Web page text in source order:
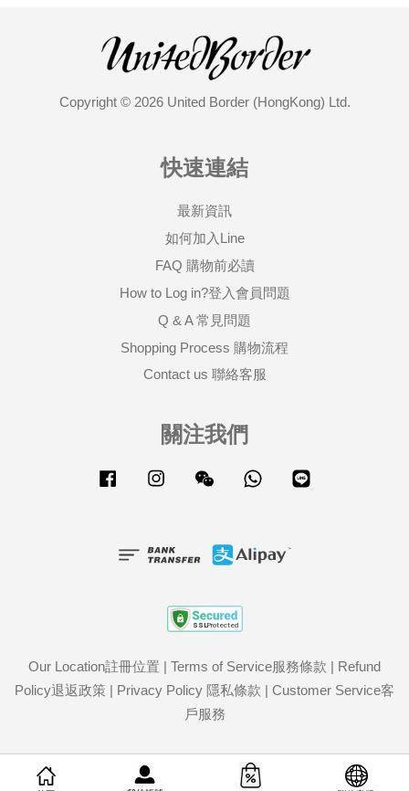
Copyright © 2026 United Border (HongKong) Ltd.
快速連結
最新資訊
如何加入Line
FAQ 購物前必讀
How to Log in?登入會員問題
Q & A 常見問題
Shopping Process 購物流程
Contact us 聯絡客服
關注我們
Facebook Instagram Wechat Whatsapp
Our Location註冊位置 | Terms of Service服務條款 | Refund
Policy退返政策 | Privacy Policy 隱私條款 | Customer Service客
戶服務